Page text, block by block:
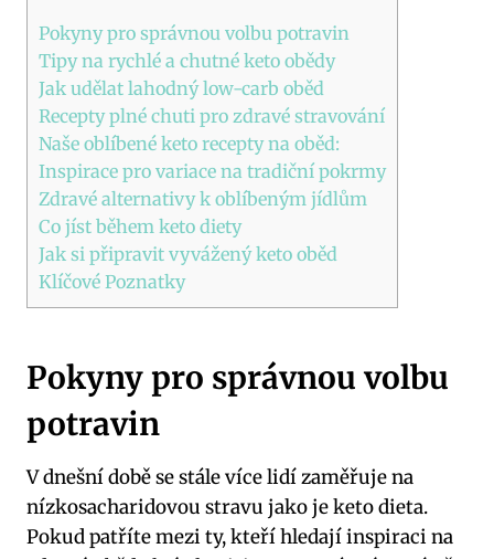
Pokyny pro správnou volbu potravin
Tipy na rychlé ⁣a chutné keto obědy
Jak udělat lahodný low-carb oběd
Recepty plné chuti pro zdravé stravování
Naše oblíbené keto recepty ⁢na oběd:
Inspirace pro variace na tradiční pokrmy
Zdravé alternativy k oblíbeným jídlům
Co jíst během keto diety
Jak si ‍připravit vyvážený keto oběd
Klíčové Poznatky
Pokyny pro správnou volbu
potravin
V ​dnešní době se stále​ více ‌lidí zaměřuje na
nízkosacharidovou stravu jako​ je keto dieta.
Pokud patříte mezi ty, kteří⁢ hledají inspiraci ​na